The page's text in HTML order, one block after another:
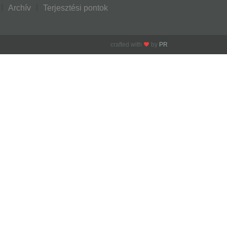
Archív Terjesztési pontok
crafted with by PR